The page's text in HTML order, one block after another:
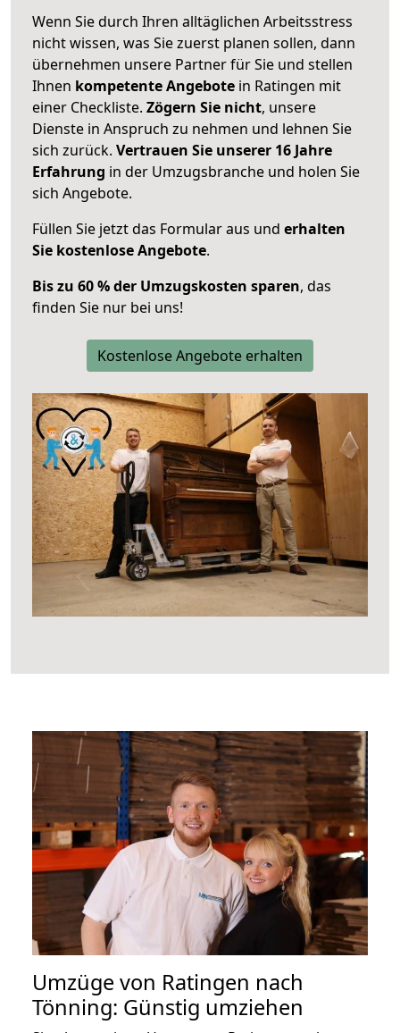
Wenn Sie durch Ihren alltäglichen Arbeitsstress
nicht wissen, was Sie zuerst planen sollen, dann
übernehmen unsere Partner für Sie und stellen
Ihnen kompetente Angebote in Ratingen mit
einer Checkliste. Zögern Sie nicht, unsere
Dienste in Anspruch zu nehmen und lehnen Sie
sich zurück. Vertrauen Sie unserer 16 Jahre
Erfahrung in der Umzugsbranche und holen Sie
sich Angebote.
Füllen Sie jetzt das Formular aus und erhalten
Sie kostenlose Angebote.
Bis zu 60 % der Umzugskosten sparen, das
finden Sie nur bei uns!
Kostenlose Angebote erhalten
Umzüge von Ratingen nach
Tönning: Günstig umziehen